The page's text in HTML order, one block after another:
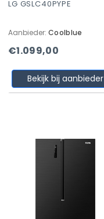
LG GSLC40PYPE
Aanbieder: Coolblue
€1.099,00
Bekijk bij aanbieder